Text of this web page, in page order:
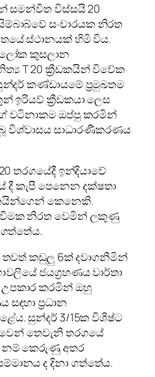
සමන්විත විස්සයි 20
සංචාරයක නිරත
ස්ථානයක් හිමි විය.
ලෝක කුසලාන
T 20 ක්‍රීඩකයින් විවේක
කණ්ඩායමේ ප්‍රමුඛතම
ඉරියව් ක්‍රීඩකයා ලෙස
වටිනාකම ඔප්පු කරමින්
විශ්වාසය සාධාරණීකරණය
තරගයේදී ඉන්දියාවේ
දී කැපී පෙනෙන දක්ෂතා
කෙනෙකි.
නිරත වෙමින් ලකුණු
ගත්තේය.
තවත් කඩුලු 6ක් දවාගනිමින්
ජයග්‍රහණය වාර්තා
කරමින් ඔහු
සඳහා ප්‍රධාන
සුන්දර් 3/15ක විශිෂ්ට
තෙවැනි තරගයේ
නම් කෙරුණු අතර
ද දිනා ගත්තේය.